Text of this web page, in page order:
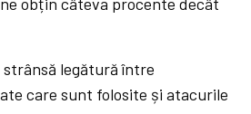
legătură între
care sunt folosite și atacurile